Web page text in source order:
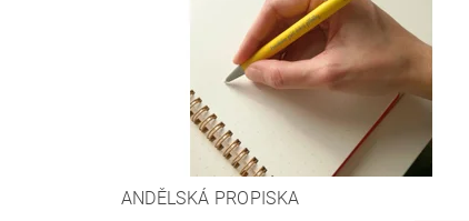
ANDĚLSKÁ PROPISKA